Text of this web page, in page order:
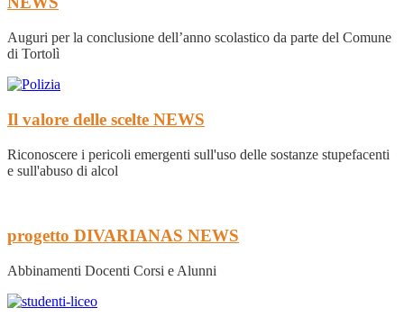
Auguri per la conclusione dell’anno scolastico da parte del Comune
di Tortolì
Il valore delle scelte NEWS
Riconoscere i pericoli emergenti sull'uso delle sostanze stupefacenti
e sull'abuso di alcol
progetto DIVARIANAS NEWS
Abbinamenti Docenti Corsi e Alunni